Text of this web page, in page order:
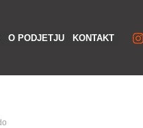
O PODJETJU KONTAKT